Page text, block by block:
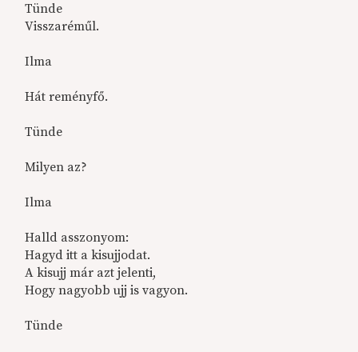
Tünde
Visszaréműl.
Ilma
Hát reményfő.
Tünde
Milyen az?
Ilma
Halld asszonyom:
Hagyd itt a kisujjodat.
A kisujj már azt jelenti,
Hogy nagyobb ujj is vagyon.
Tünde